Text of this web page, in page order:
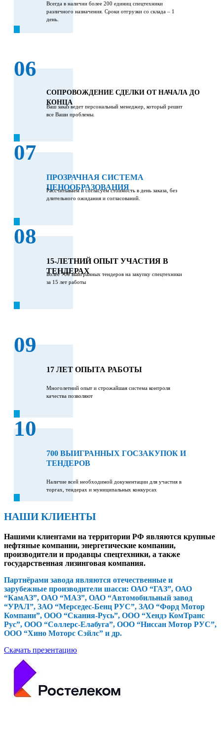
Всегда в наличии более 200 единиц спецтехники
различного назначения. Сроки отгрузки со склада – 1
день.
06
СОПРОВОЖДЕНИЕ СДЕЛКИ ОТ НАЧАЛА ДО
КОНЦА
Ваш заказ ведет персональный менеджер, который решит
все Ваши проблемы.
07
ПРОЗРАЧНАЯ СИСТЕМА
ЦЕНООБРАЗОВАНИЯ
Рассчитываем и согласуем стоимость в день заказа, без
длительного ожидания и согласований.
08
15-ЛЕТНИЙ ОПЫТ УЧАСТИЯ В
ТЕНДЕРАХ
Более 700 выигранных тендеров на закупку спецтехники
за 15 лет работы
09
17 ЛЕТ ОПЫТА РАБОТЫ
Многолетний опыт и строжайшая система контроля
качества позволяют
10
700 ВЫИГРАННЫХ ГОСЗАКУПОК И
ТЕНДЕРОВ
Наличие всей необходимой документации для участия в
торгах, тендерах и муниципальных конкурсах
НАШИ КЛИЕНТЫ
Нашими клиентами на территории РФ являются крупные
нефтяные компании, энергетические компании,
производители и продавцы спецтехники, а также
государственная лизинговая компания.
Партнёрами завода являются отечественные и
зарубежные производители шасси: ОАО “ГАЗ”, ОАО
“КамАЗ”, ОАО “МАЗ”, ОАО “Автомобильный завод
“УРАЛ”, ЗАО “Мерседес-Бенц РУС”, ЗАО “Форд Мотор
Компани”, ООО “Скания-Русь”, ООО “Хендэ КомТранс
Рус”, ООО “Соллерс-Елабуга”, ООО “Ниссан Мотор РУС”,
ООО “Хино Моторс Сэйлс” и др.
Скачать презентацию